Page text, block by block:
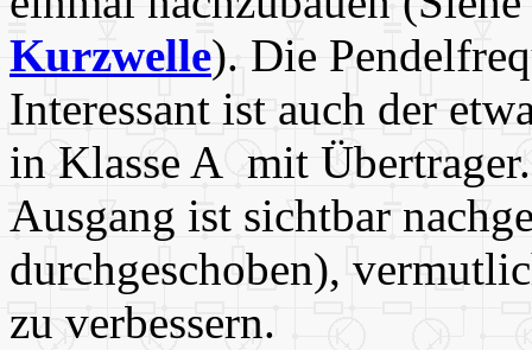
Kurzwelle). Die
Interessant ist auch der
in Klasse A mit
Ausgang ist sichtbar
durchgeschoben),
zu verbessern.